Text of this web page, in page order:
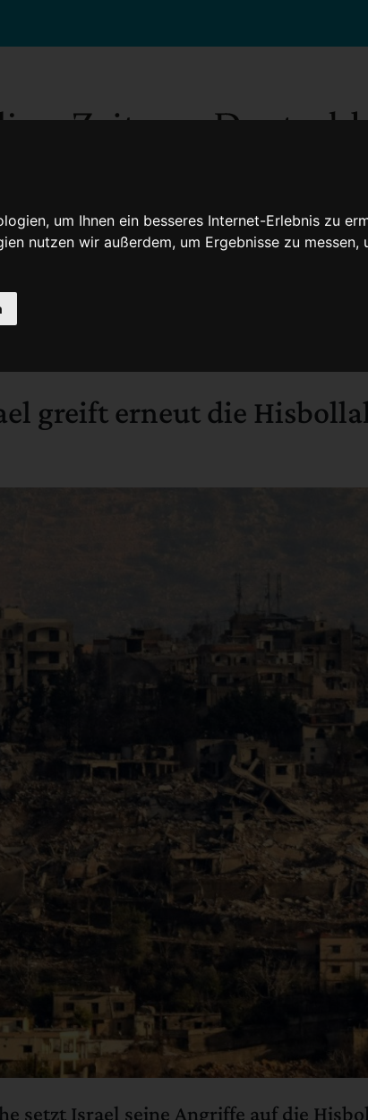
um Ihnen ein besseres Internet-Erlebnis zu
nutzen wir außerdem, um Ergebnisse zu
greift erneut die
setzt Israel seine Angriffe auf die